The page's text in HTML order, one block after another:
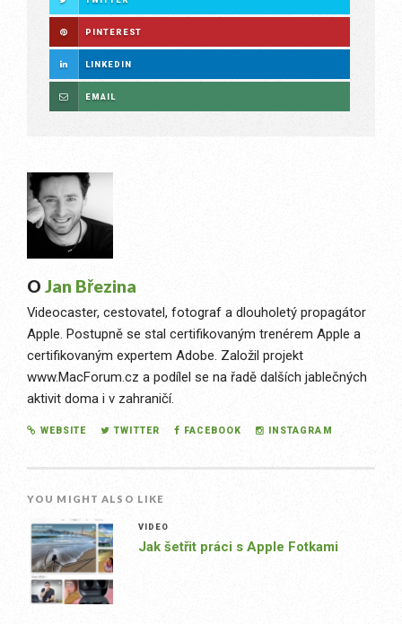
PINTEREST
LINKEDIN
EMAIL
O Jan Březina
Videocaster, cestovatel, fotograf a dlouholetý propagátor
Apple. Postupně se stal certifikovaným trenérem Apple a
certifikovaným expertem Adobe. Založil projekt
www.MacForum.cz a podílel se na řadě dalších jablečných
aktivit doma i v zahraničí.
WEBSITE TWITTER FACEBOOK INSTAGRAM
YOU MIGHT ALSO LIKE
VIDEO
Jak šetřit práci s Apple Fotkami